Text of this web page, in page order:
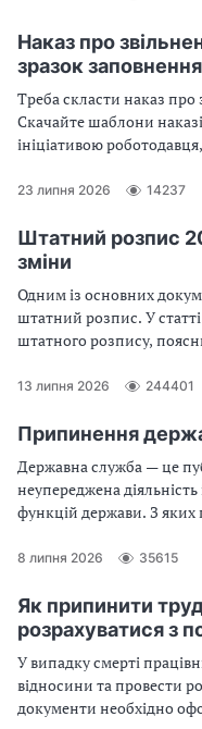
поховання
Наказ про
зразок заповнення
Треба скласти наказ про
Скачайте шаблони
ініціативою
23 липня 2026 14237
Штатний розпис
зміни
Одним із основних
штатний розпис. У
штатного розпису,
13 липня 2026 244401
Припинення
Державна служба — це
неупереджена
функцій держави. З
служби? З’ясуймо разом!
8 липня 2026 35615
Як припинити
розрахуватися з
У випадку смерті
відносини та провести
документи необхідно